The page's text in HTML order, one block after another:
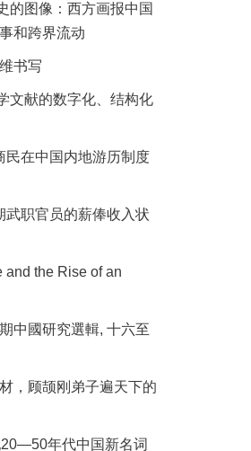
的图像：西方画报中国
和跨界流动
书写
文献的数字化、结构化
民在中国内地游历制度
武职官员的薪俸收入状
and the Rise of an
中國研究選輯, 十六至
，顾颉刚弟子遍天下的
年代中国新名词